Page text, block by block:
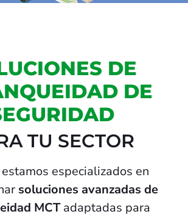
DE
DE
TU SECTOR
estamos especializados en
soluciones avanzadas de
MCTadaptadas para